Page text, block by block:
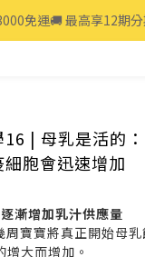
免運🚚 最高享12期
免運🚚 最高享12期
| 母乳是活的
胞會迅速增加
漸增加乳汁供應量
寶寶將真正開始母乳
大而增加。